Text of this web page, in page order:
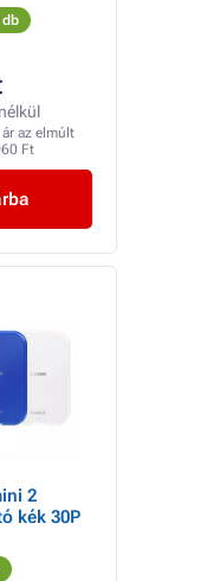
db
az elmúlt
Ft
2
zsebnyomtató kék 30P